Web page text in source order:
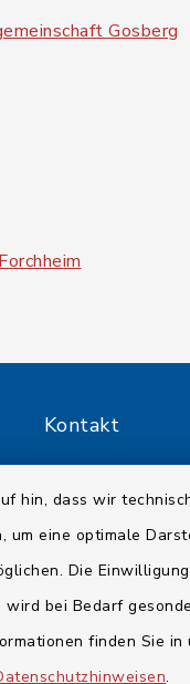
hin, dass wir
um eine optimale
Die
bei Bedarf
finden Sie in
.
Gosberg
Kontakt
Datenschutz
Impressum
Sitemap